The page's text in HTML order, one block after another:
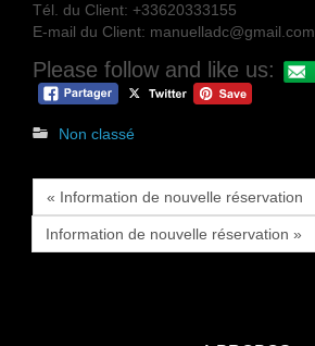
Tél. du Client: +33620333155
E-mail du Client: manuelladc@gmail.com
Please follow and like us:
Non classé
« Information de nouvelle réservation
Information de nouvelle réservation »